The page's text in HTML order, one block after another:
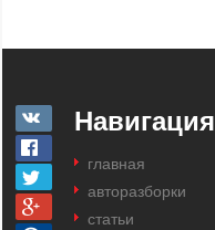
Навигация
главная
авторазборки
статьи